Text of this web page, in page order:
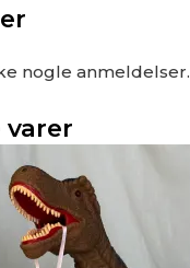
nogle anmeldelser.
varer